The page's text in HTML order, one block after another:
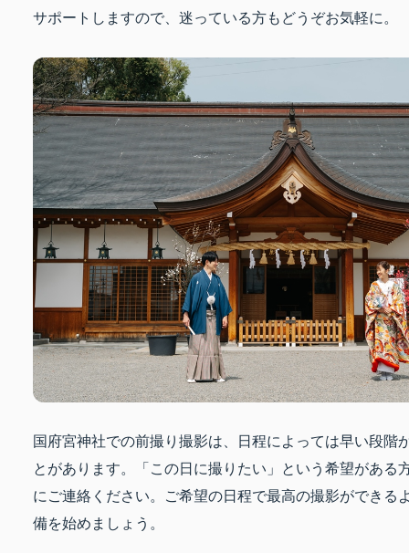
サポートしますので、迷っている方もどうぞお気軽に。
国府宮神社での前撮り撮影は、日程によっては早い段階
とがあります。「この日に撮りたい」という希望がある
にご連絡ください。ご希望の日程で最高の撮影ができる
備を始めましょう。